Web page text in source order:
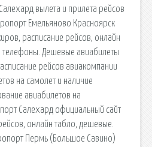
вылета и прилета рейсов
Емельяново Красноярск
расписание рейсов, онлайн
телефоны. Дешевые авиабилеты
рейсов авиакомпании
на самолет и наличие
авиабилетов на
Салехард официальный сайт
онлайн табло, дешевые.
Пермь (Большое Савино)